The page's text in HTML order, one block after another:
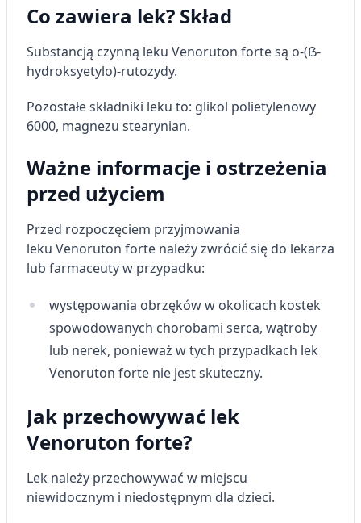
Co zawiera lek? Skład
Substancją czynną leku Venoruton forte są o-(ẞ-
hydroksyetylo)-rutozydy.
Pozostałe składniki leku to: glikol polietylenowy
6000, magnezu stearynian.
Ważne informacje i ostrzeżenia
przed użyciem
Przed rozpoczęciem przyjmowania
leku Venoruton forte należy zwrócić się do lekarza
lub farmaceuty w przypadku:
występowania obrzęków w okolicach kostek
spowodowanych chorobami serca, wątroby
lub nerek, ponieważ w tych przypadkach lek
Venoruton forte nie jest skuteczny.
Jak przechowywać lek
Venoruton forte?
Lek należy przechowywać w miejscu
niewidocznym i niedostępnym dla dzieci.